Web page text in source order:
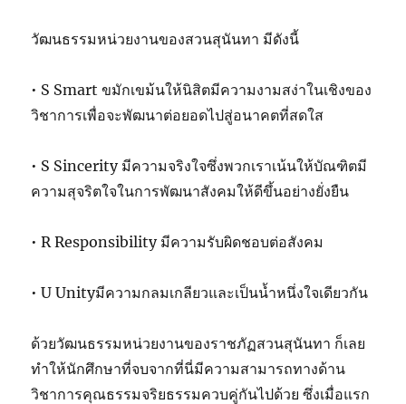
วัฒนธรรมหน่วยงานของสวนสุนันทา มีดังนี้
• S Smart ขมักเขม้นให้นิสิตมีความงามสง่าในเชิงของ
วิชาการเพื่อจะพัฒนาต่อยอดไปสู่อนาคตที่สดใส
• S Sincerity มีความจริงใจซึ่งพวกเราเน้นให้บัณฑิตมี
ความสุจริตใจในการพัฒนาสังคมให้ดีขึ้นอย่างยั่งยืน
• R Responsibility มีความรับผิดชอบต่อสังคม
• U Unityมีความกลมเกลียวและเป็นน้ำหนึ่งใจเดียวกัน
ด้วยวัฒนธรรมหน่วยงานของราชภัฏสวนสุนันทา ก็เลย
ทำให้นักศึกษาที่จบจากที่นี่มีความสามารถทางด้าน
วิชาการคุณธรรมจริยธรรมควบคู่กันไปด้วย ซึ่งเมื่อแรก